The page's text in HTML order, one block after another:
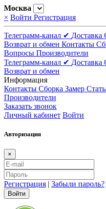
Москва
× Войти Регистрация
Телеграмм-канал ✔ Доставка
Возврат и обмен Контакты
Вопросы Производители
Телеграмм-канал ✔ Доставка
Возврат и обмен
Информация
Контакты Сборка Замер
Производители
Заказать звонок
Личный кабинет Войти
Авторизация
×
Регистрация | Забыли пароль?
Войти